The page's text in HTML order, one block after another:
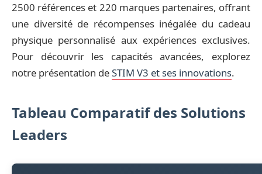
2500 références et 220 marques partenaires, offrant
une diversité de récompenses inégalée du cadeau
physique personnalisé aux expériences exclusives.
Pour découvrir les capacités avancées, explorez
notre présentation deSTIM V3 et ses innovations.
Tableau Comparatif des Solutions
Leaders